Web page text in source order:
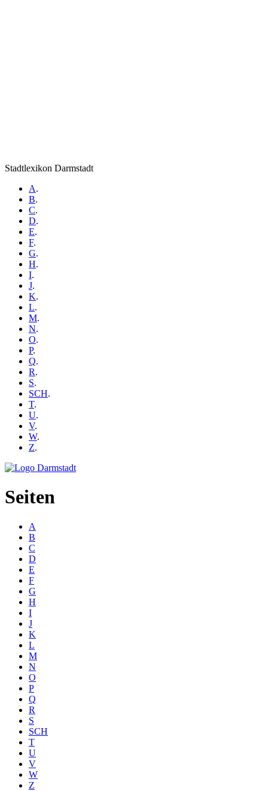
Stadtlexikon Darmstadt
A.
B.
C.
D.
E.
F.
G.
H.
I.
J.
K.
L.
M.
N.
O.
P.
Q.
R.
S.
SCH.
T.
U.
V.
W.
Z.
Seiten
A
B
C
D
E
F
G
H
I
J
K
L
M
N
O
P
Q
R
S
SCH
T
U
V
W
Z